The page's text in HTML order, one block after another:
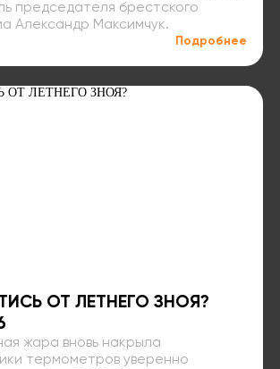
председателя брестского
Александр Максимчук.
Подробнее
ОТ ЛЕТНЕГО ЗНОЯ?
жара вновь накрыла
термометров уверенно